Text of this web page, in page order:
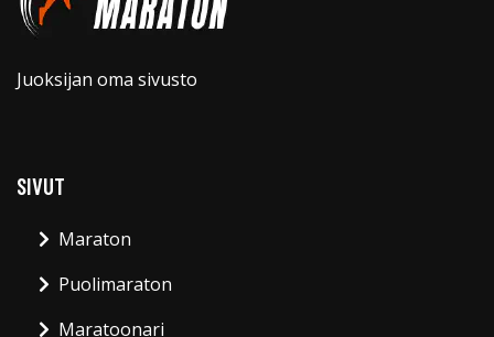
Juoksijan oma sivusto
SIVUT
Maraton
Puolimaraton
Maratoonari